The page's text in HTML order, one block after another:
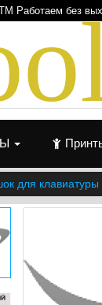
o
Работаем без
для клавиатуры